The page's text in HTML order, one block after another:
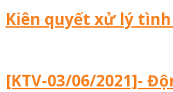
Kiên quyết xử lý
[KTV-03/06/2021]-